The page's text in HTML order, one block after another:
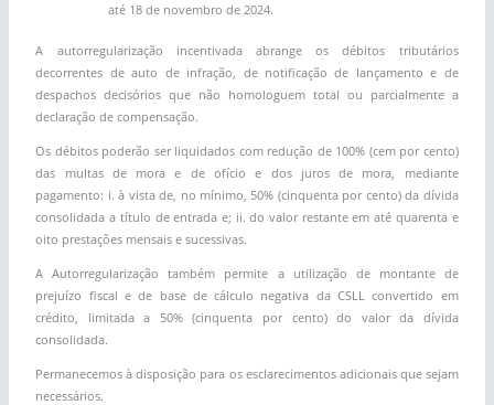
até 18 de novembro de 2024.
A autorregularização incentivada abrange os débitos tributários
decorrentes de auto de infração, de notificação de lançamento e de
despachos decisórios que não homologuem total ou parcialmente a
declaração de compensação.
Os débitos poderão ser liquidados com redução de 100% (cem por cento)
das multas de mora e de ofício e dos juros de mora, mediante
pagamento: i. à vista de, no mínimo, 50% (cinquenta por cento) da dívida
consolidada a título de entrada e; ii. do valor restante em até quarenta e
oito prestações mensais e sucessivas.
A Autorregularização também permite a utilização de montante de
prejuízo fiscal e de base de cálculo negativa da CSLL convertido em
crédito, limitada a 50% (cinquenta por cento) do valor da dívida
consolidada.
Permanecemos à disposição para os esclarecimentos adicionais que sejam
necessários.